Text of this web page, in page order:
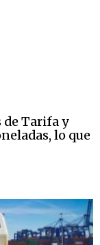
de Tarifa y
lo que